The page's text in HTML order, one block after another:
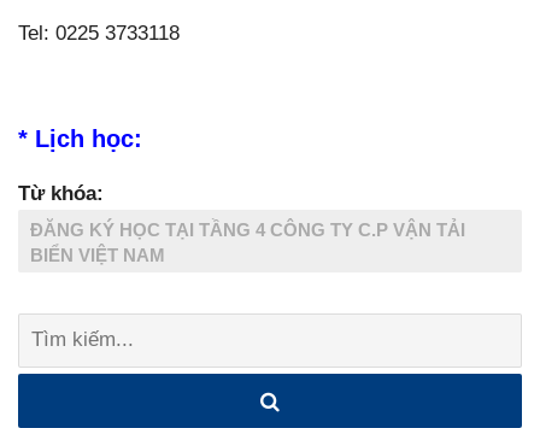
Tel: 0225 3733118
* Lịch học:
Từ khóa:
ĐĂNG KÝ HỌC TẠI TẦNG 4 CÔNG TY C.P VẬN TẢI
BIỂN VIỆT NAM
Tìm